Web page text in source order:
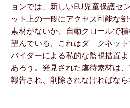
ョンでは、新しいEU児童保護セ
ット上の一般にアクセス可能な
素材がないか、自動クロールで
望んでいる。これはダークネッ
バイダーによる私的な監視措置
あろう。発見された虐待素材は
報告され、削除されなければなら